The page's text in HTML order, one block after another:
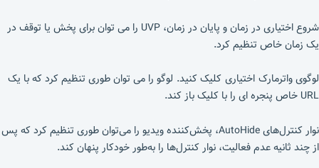
شروع اختیاری در زمان و پایان در زمان، UVP را می توان برای پخش یا توقف در
یک زمان خاص تنظیم کرد.
لوگوی واترمارک اختیاری کلیک کنید. لوگو را می توان طوری تنظیم کرد که با یک
URL خاص پنجره ای را با کلیک باز کند.
نوار کنترل‌های AutoHide، پخش‌کننده ویدیو را می‌توان طوری تنظیم کرد که پس
از چند ثانیه عدم فعالیت، نوار کنترل‌ها را به‌طور خودکار پنهان کند.